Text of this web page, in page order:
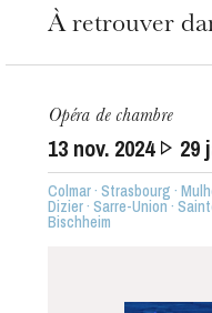
À retrouver
Opéra de chambre
13 nov. 2024 29
Colmar · Strasbourg ·
Dizier · Sarre-Union ·
Bischheim